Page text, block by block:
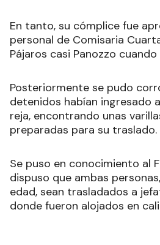
En tanto, su cómplice fue
personal de Comisaria
Pájaros casi Panozzo
Posteriormente se pudo
detenidos habían ingresado
reja, encontrando unas
preparadas para su traslado.
Se puso en conocimiento al
dispuso que ambas
edad, sean trasladados a
donde fueron alojados en